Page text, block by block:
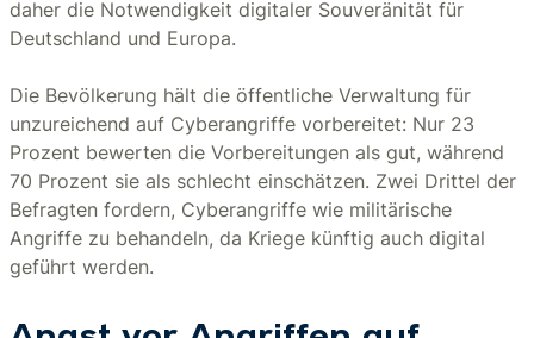
daher die Notwendigkeit digitaler Souveränität für
Deutschland und Europa.
Die Bevölkerung hält die öffentliche Verwaltung für
unzureichend auf Cyberangriffe vorbereitet: Nur 23
Prozent bewerten die Vorbereitungen als gut, während
70 Prozent sie als schlecht einschätzen. Zwei Drittel der
Befragten fordern, Cyberangriffe wie militärische
Angriffe zu behandeln, da Kriege künftig auch digital
geführt werden.